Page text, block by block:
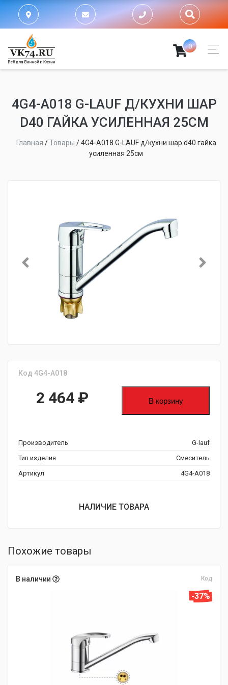
0
4G4-A018 G-LAUF Д/КУХНИ ШАР
D40 ГАЙКА УСИЛЕННАЯ 25СМ
Главная /Товары /4G4-A018 G-LAUF д/кухни шар d40 гайка
усиленная 25см
Код 4G4-A018
2 464 ₽ В корзину
Производитель
G-lauf
Тип изделия
Смеситель
Артикул
4G4-A018
НАЛИЧИЕ ТОВАРА
Похожие товары
В наличии Код
-37%